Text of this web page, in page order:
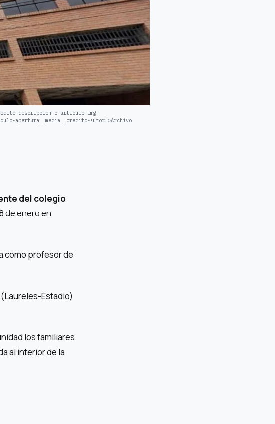
descripcion c-articulo-img-
apertura__media__credito-autor">Archivo
del colegio
de enero en
como profesor de
(Laureles-Estadio)
los familiares
al interior de la